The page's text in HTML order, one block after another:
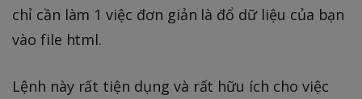
chỉ cần làm 1 việc đơn giản là đổ dữ liệu của bạn
vào file html.
Lệnh này rất tiện dụng và rất hữu ích cho việc